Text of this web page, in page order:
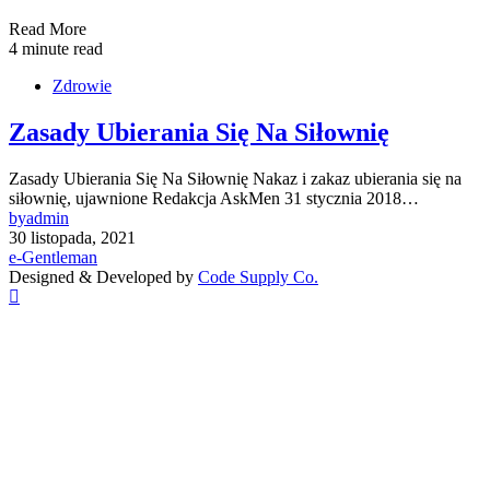
Read More
4 minute read
Zdrowie
Zasady Ubierania Się Na Siłownię
Zasady Ubierania Się Na Siłownię Nakaz i zakaz ubierania się na
siłownię, ujawnione Redakcja AskMen 31 stycznia 2018…
byadmin
30 listopada, 2021
e-Gentleman
Designed & Developed by Code Supply Co.